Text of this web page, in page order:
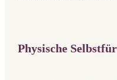
Physische